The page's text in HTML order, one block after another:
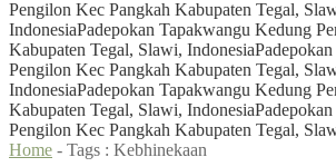
Pengilon Kec Pangkah Kabupaten Tegal,
IndonesiaPadepokan Tapakwangu Kedung
Kabupaten Tegal, Slawi, Indonesia
Pengilon Kec Pangkah Kabupaten Tegal,
IndonesiaPadepokan Tapakwangu Kedung
Kabupaten Tegal, Slawi, Indonesia
Pengilon Kec Pangkah Kabupaten Tegal,
Home - Tags : Kebhinekaan